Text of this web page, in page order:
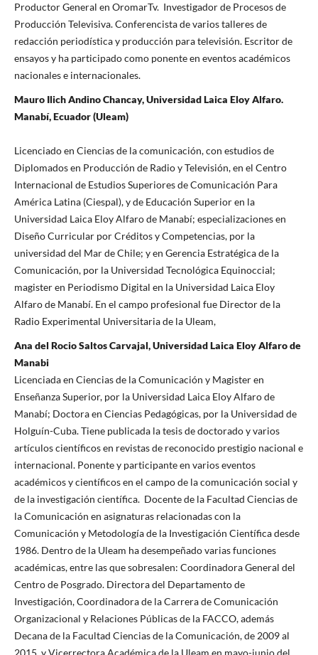
Productor General en OromarTv. Investigador de Procesos de
Producción Televisiva. Conferencista de varios talleres de
redacción periodística y producción para televisión. Escritor de
ensayos y ha participado como ponente en eventos académicos
nacionales e internacionales.
Mauro Ilich Andino Chancay, Universidad Laica Eloy Alfaro.
Manabí, Ecuador (Uleam)
Licenciado en Ciencias de la comunicación, con estudios de
Diplomados en Producción de Radio y Televisión, en el Centro
Internacional de Estudios Superiores de Comunicación Para
América Latina (Ciespal), y de Educación Superior en la
Universidad Laica Eloy Alfaro de Manabí; especializaciones en
Diseño Curricular por Créditos y Competencias, por la
universidad del Mar de Chile; y en Gerencia Estratégica de la
Comunicación, por la Universidad Tecnológica Equinoccial;
magister en Periodismo Digital en la Universidad Laica Eloy
Alfaro de Manabí. En el campo profesional fue Director de la
Radio Experimental Universitaria de la Uleam,
Ana del Rocio Saltos Carvajal, Universidad Laica Eloy Alfaro de
Manabi
Licenciada en Ciencias de la Comunicación y Magister en
Enseñanza Superior, por la Universidad Laica Eloy Alfaro de
Manabí; Doctora en Ciencias Pedagógicas, por la Universidad de
Holguín-Cuba. Tiene publicada la tesis de doctorado y varios
artículos científicos en revistas de reconocido prestigio nacional e
internacional. Ponente y participante en varios eventos
académicos y científicos en el campo de la comunicación social y
de la investigación científica. Docente de la Facultad Ciencias de
la Comunicación en asignaturas relacionadas con la
Comunicación y Metodología de la Investigación Científica desde
1986. Dentro de la Uleam ha desempeñado varias funciones
académicas, entre las que sobresalen: Coordinadora General del
Centro de Posgrado. Directora del Departamento de
Investigación, Coordinadora de la Carrera de Comunicación
Organizacional y Relaciones Públicas de la FACCO, además
Decana de la Facultad Ciencias de la Comunicación, de 2009 al
2015, y Vicerrectora Académica de la Uleam en mayo-junio del